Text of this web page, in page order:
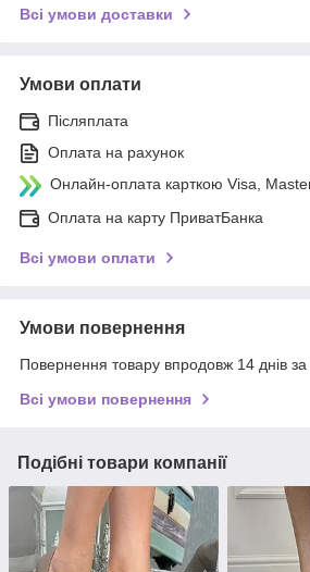
Всі умови доставки
Умови оплати
Післяплата
Оплата на рахунок
Онлайн-оплата карткою Visa,
Оплата на карту ПриватБанка
Всі умови оплати
Умови повернення
Повернення товару впродовж 14 днів
Всі умови повернення
Подібні товари компанії